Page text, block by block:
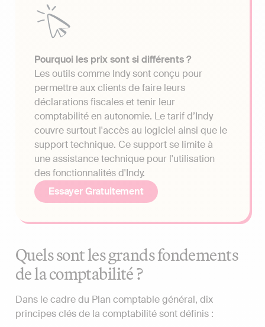
Pourquoi les prix sont si différents ?
Les outils comme Indy sont conçu pour
permettre aux clients de faire leurs
déclarations fiscales et tenir leur
comptabilité en autonomie. Le tarif d’Indy
couvre surtout l'accès au logiciel ainsi que le
support technique. Ce support se limite à
une assistance technique pour l'utilisation
des fonctionnalités d'Indy.
Essayer Gratuitement
Quels sont les grands fondements
de la comptabilité ?
Dans le cadre du Plan comptable général, dix
principes clés de la comptabilité sont définis :